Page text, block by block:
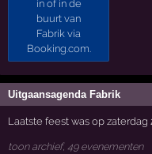
Uitgaansagenda Fabrik
Laatste feest was op zaterdag
toon archief, 49 evenementen